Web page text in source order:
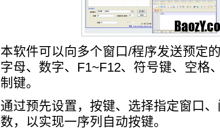
本软件可以向多个窗口/程序发送预定
字母、数字、F1~F12、符号键、空格
制键。
通过预先设置，按键、选择指定窗口
数，以实现一序列自动按键。